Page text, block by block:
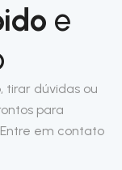
e
tirar dúvidas ou
para
em contato